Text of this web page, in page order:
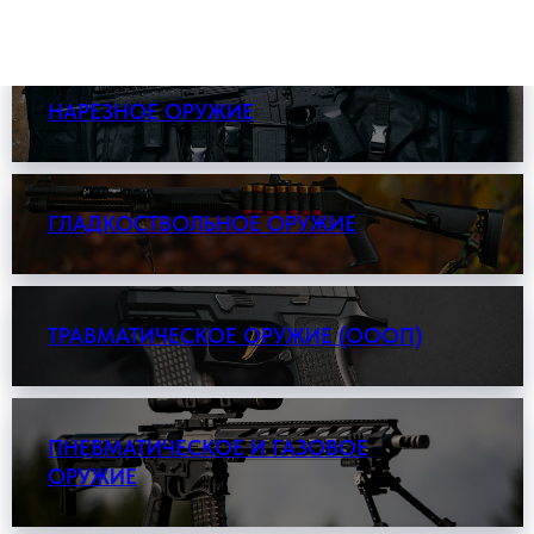
НАРЕЗНОЕ ОРУЖИЕ
ГЛАДКОСТВОЛЬНОЕ ОРУЖИЕ
ТРАВМАТИЧЕСКОЕ ОРУЖИЕ (ОООП)
ПНЕВМАТИЧЕСКОЕ И ГАЗОВОЕ
ОРУЖИЕ